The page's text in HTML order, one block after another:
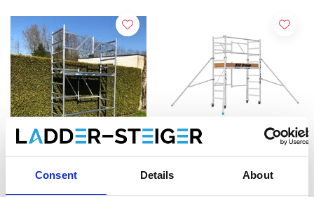
Consent Details About
Échafaudage de jardin
Échafaudage pliant ASC